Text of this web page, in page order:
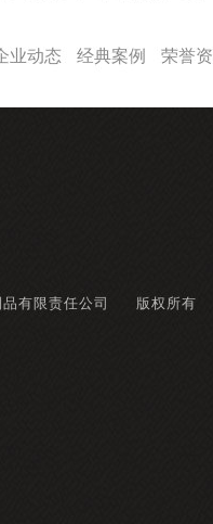
业动态 经典案例 荣誉
有限责任公司 版权所有